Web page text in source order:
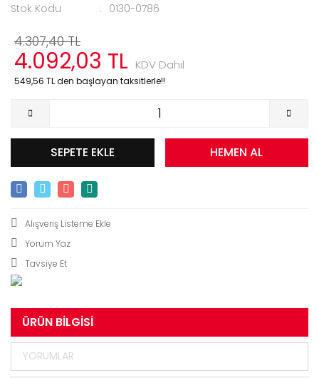
Stok Kodu
0130-0786
4.307,40 TL
4.092,03 TL KDV Dahil
549,56 TL den başlayan taksitlerle!!
SEPETE EKLE HEMEN AL
Yorum Yaz
Tavsiye Et
ÜRÜN BILGISI
YORUMLAR